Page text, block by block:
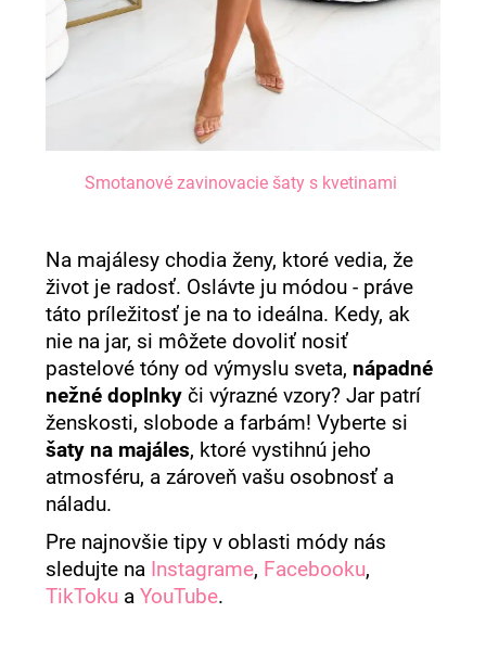
Smotanové zavinovacie šaty s kvetinami
Na majálesy chodia ženy, ktoré vedia, že
život je radosť. Oslávte ju módou - práve
táto príležitosť je na to ideálna. Kedy, ak
nie na jar, si môžete dovoliť nosiť
pastelové tóny od výmyslu sveta, nápadné
nežné doplnky či výrazné vzory? Jar patrí
ženskosti, slobode a farbám! Vyberte si
šaty na majáles, ktoré vystihnú jeho
atmosféru, a zároveň vašu osobnosť a
náladu.
Pre najnovšie tipy v oblasti módy nás
sledujte na Instagrame, Facebooku,
TikToku aYouTube.